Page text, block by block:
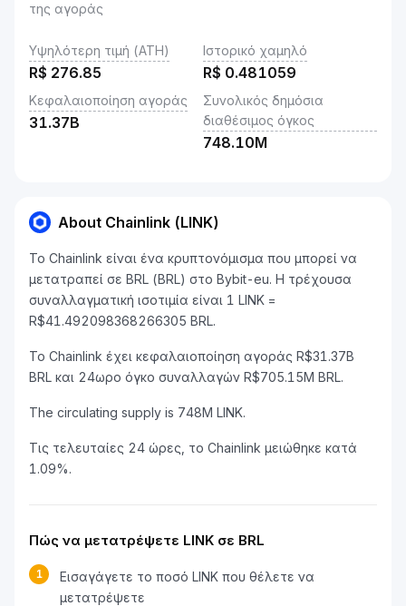
της αγοράς
Υψηλότερη τιμή (ATH)
R$ 276.85
Ιστορικό χαμηλό
R$ 0.481059
Κεφαλαιοποίηση αγοράς
31.37B
Συνολικός δημόσια
διαθέσιμος όγκος
748.10M
About Chainlink (LINK)
Το Chainlink είναι ένα κρυπτονόμισμα που μπορεί να
μετατραπεί σε BRL (BRL) στο Bybit-eu. Η τρέχουσα
συναλλαγματική ισοτιμία είναι 1 LINK =
R$41.492098368266305 BRL.
Το Chainlink έχει κεφαλαιοποίηση αγοράς R$31.37B
BRL και 24ωρο όγκο συναλλαγών R$705.15M BRL.
The circulating supply is 748M LINK.
Τις τελευταίες 24 ώρες, το Chainlink μειώθηκε κατά
1.09%.
Πώς να μετατρέψετε LINK σε BRL
1
Εισαγάγετε το ποσό LINK που θέλετε να
μετατρέψετε